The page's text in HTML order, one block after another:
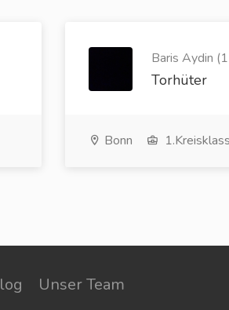
Baris Aydin
Torhüter
Bonn
Unser Team